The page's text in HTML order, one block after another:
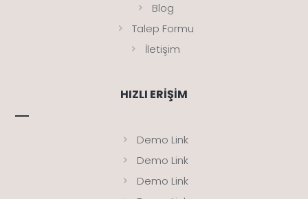
Blog
Talep Formu
İletişim
HIZLI ERIŞIM
Demo Link
Demo Link
Demo Link